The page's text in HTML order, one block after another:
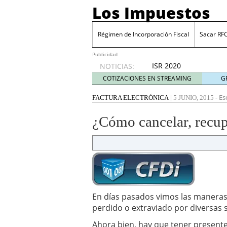
Los Impuestos
Régimen de Incorporación Fiscal Sacar RFC
Publicidad
NOTICIAS:
ISR 2020
diciembre
31, 2019
ISR 2019: Estímulos en
Sacar RFC ¿Cómo
Cinco industrias
julio 20, 2026
Cuenta financiada
Plantilla de vacaciones
tiempo de descanso en
Grupak y el análisis de
junio 16, 2026
10 Mejores
COTIZACIONES EN STREAMING
FACTURA ELECTRÓNICA| 5 JUNIO, 2015 -
¿Cómo cancelar,
En días pasados vimos las
perdido o extraviado por diversas
Ahora bien, hay que tener